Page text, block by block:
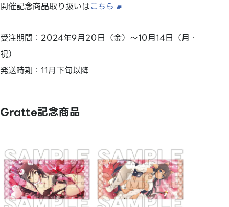
開催記念商品取り扱いはこちら
受注期間：2024年9月20日（金）～10月14日（月・
祝）
発送時期：11月下旬以降
Gratte記念商品